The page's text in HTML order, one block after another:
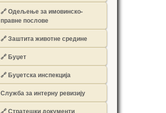
🔗Одељење за имовинско-
правне послове
🔗Заштита животне средине
🔗Буџет
🔗Буџетска инспекција
Служба за интерну ревизију
🔗Стратешки документи